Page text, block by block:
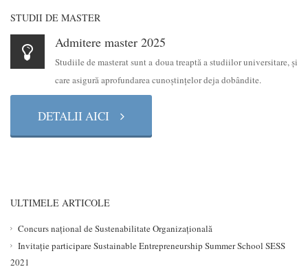
STUDII DE MASTER
Admitere master 2025
Studiile de masterat sunt a doua treaptă a studiilor universitare, şi
care asigură aprofundarea cunoştinţelor deja dobândite.
DETALII AICI
ULTIMELE ARTICOLE
Concurs național de Sustenabilitate Organizațională
Invitație participare Sustainable Entrepreneurship Summer School SESS
2021